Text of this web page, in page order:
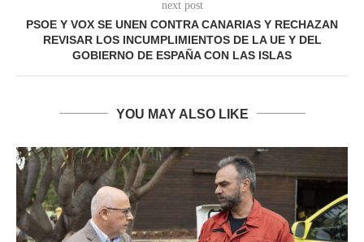
next post
PSOE Y VOX SE UNEN CONTRA CANARIAS Y RECHAZAN
REVISAR LOS INCUMPLIMIENTOS DE LA UE Y DEL
GOBIERNO DE ESPAÑA CON LAS ISLAS
YOU MAY ALSO LIKE